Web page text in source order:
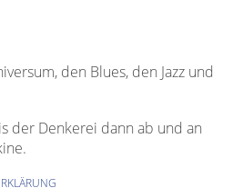
den Blues, den Jazz und
der Denkerei dann ab und an